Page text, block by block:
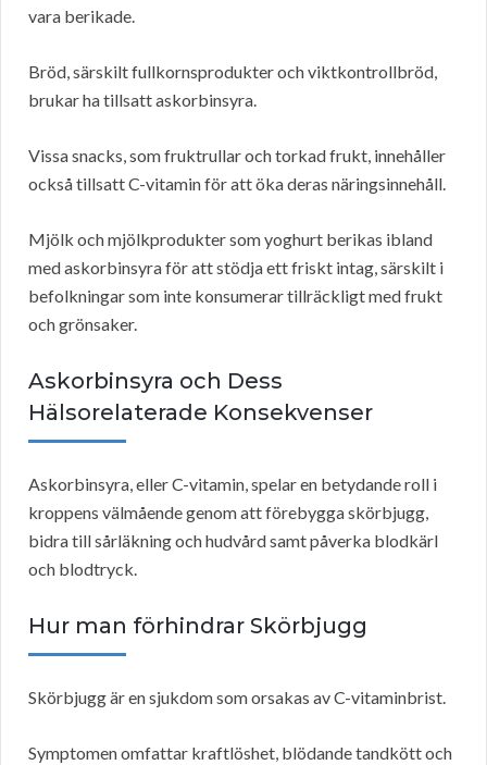
vara berikade.
Bröd, särskilt fullkornsprodukter och viktkontrollbröd,
brukar ha tillsatt askorbinsyra.
Vissa snacks, som fruktrullar och torkad frukt, innehåller
också tillsatt C-vitamin för att öka deras näringsinnehåll.
Mjölk och mjölkprodukter som yoghurt berikas ibland
med askorbinsyra för att stödja ett friskt intag, särskilt i
befolkningar som inte konsumerar tillräckligt med frukt
och grönsaker.
Askorbinsyra och Dess
Hälsorelaterade Konsekvenser
Askorbinsyra, eller C-vitamin, spelar en betydande roll i
kroppens välmående genom att förebygga skörbjugg,
bidra till sårläkning och hudvård samt påverka blodkärl
och blodtryck.
Hur man förhindrar Skörbjugg
Skörbjugg är en sjukdom som orsakas av C-vitaminbrist.
Symptomen omfattar kraftlöshet, blödande tandkött och